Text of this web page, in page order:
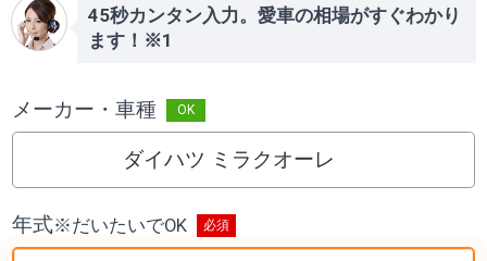
45秒カンタン入力。愛車の相場がすぐわかり
ます！※1
メーカー・車種
ダイハツ ミラクオーレ
年式※だいたいでOK